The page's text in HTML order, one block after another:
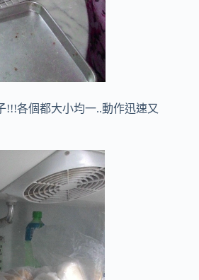
!!!各個都大小均一..動作迅速又